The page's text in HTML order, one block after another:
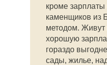
кроме
каменщиков из
методом.
хорошую
гораздо
сады, жилье,